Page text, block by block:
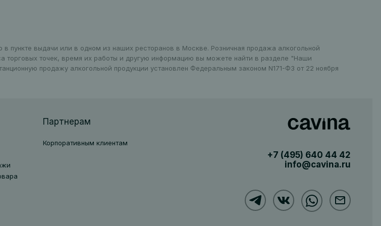
пункте выдачи или в одном из наших ресторанов в Москве. Розничная продажа алкогольной
торговых точек, время их работы и другую информацию вы можете найти в разделе "Наши
продажу алкогольной продукции установлен Федеральным законом N171-ФЗ от 22 ноября
Партнерам
Корпоративным клиентам
+7 (495) 640 44 42
info@cavina.ru